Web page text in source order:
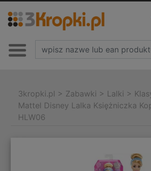
3kropki.pl > Zabawki > Lalki >
Mattel Disney Lalka Księżniczka
HLW06